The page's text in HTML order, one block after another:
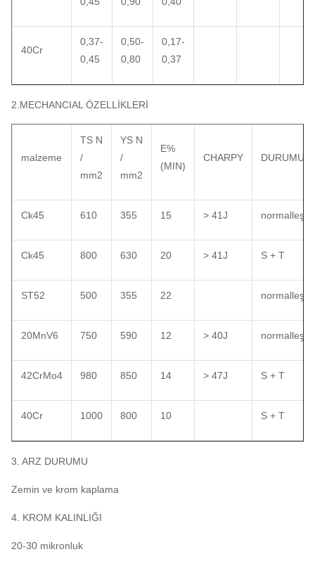
40Cr
0,37-
0,45
0,50-
0,80
0,17-
0,37
2.MECHANCIAL ÖZELLİKLERİ
malzeme
TS N
/
mm2
YS N
/
mm2
E%
(MIN)
CHARPY DURUMU
Ck45 610 355 15 > 41J
Ck45 800 630 20 > 41J S + T
ST52 500 355 22
20MnV6 750 590 12 > 40J
42CrMo4 980 850 14 > 47J S + T
40Cr 1000 800 10 S + T
3. ARZ DURUMU
Zemin ve krom kaplama
4. KROM KALINLIĞI
20-30 mikronluk